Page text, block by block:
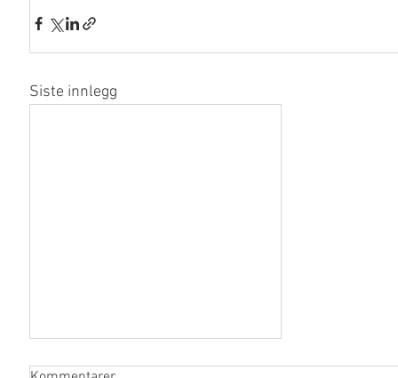
Siste innlegg